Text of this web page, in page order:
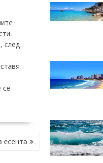
след
се
есента